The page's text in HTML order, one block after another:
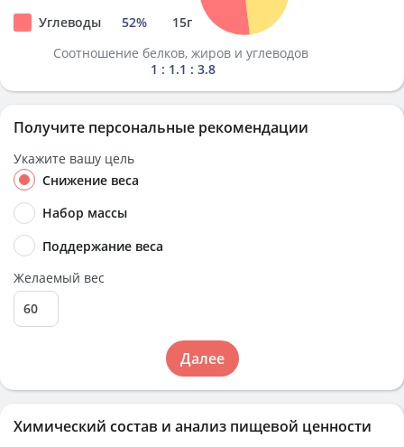
Химический состав и анализ пищевой ценности
Углеводы
52% 15г
Соотношение белков, жиров и углеводов
1 : 1.1 : 3.8
Получите персональные рекомендации
Укажите вашу цель
Снижение веса
Набор массы
Поддержание веса
Желаемый вес
Далее